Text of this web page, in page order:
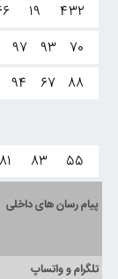
۱۹
۴۳۲
۹۷ ۹۳
۷۰
۹۴ ۶۷ ۸۸
۸۳ ۵۵
پیام رسان های داخلی
تلگرام و واتساپ